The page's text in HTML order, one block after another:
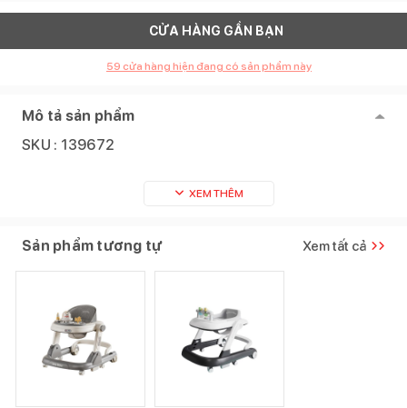
CỬA HÀNG GẦN BẠN
59 cửa hàng hiện đang có sản phẩm này
Mô tả sản phẩm
SKU : 139672
XEM THÊM
Sản phẩm tương tự Xem tất cả